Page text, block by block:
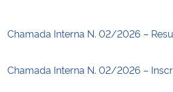
Chamada Interna N. 02/2026 –
Chamada Interna N. 02/2026 –